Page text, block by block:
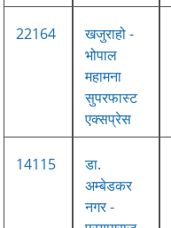
22164
खजुराहो -
भोपाल
महामना
सुपरफास्ट
एक्सप्रेस
14115
डा.
अम्बेडकर
नगर -